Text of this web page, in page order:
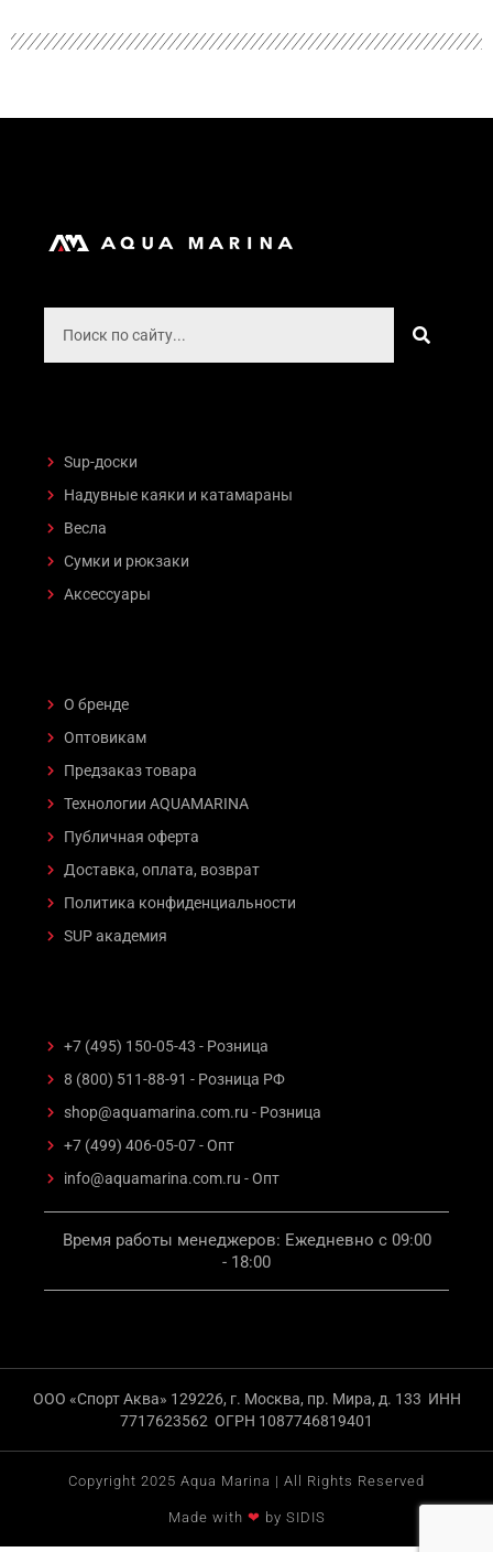
Sup-доски
Надувные каяки и катамараны
Весла
Сумки и рюкзаки
Аксессуары
О бренде
Оптовикам
Предзаказ товара
Технологии AQUAMARINA
Публичная оферта
Доставка, оплата, возврат
Политика конфиденциальности
SUP академия
+7 (495) 150-05-43 - Розница
8 (800) 511-88-91 - Розница РФ
shop@aquamarina.com.ru - Розница
+7 (499) 406-05-07 - Опт
info@aquamarina.com.ru - Опт
Время работы менеджеров: Ежедневно с 09:00
- 18:00
ООО «Спорт Аква» 129226, г. Москва, пр. Мира, д. 133 ИНН
7717623562 ОГРН 1087746819401
Copyright 2025 Aqua Marina | All Rights Reserved
Made with ❤ by SIDIS